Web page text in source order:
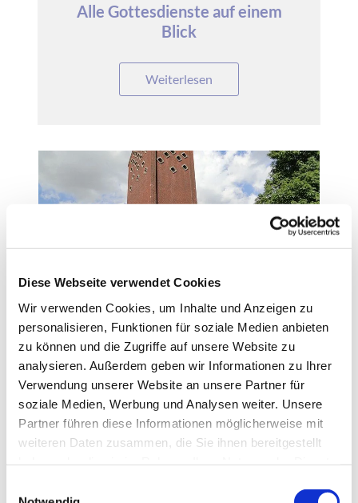
Diese Webseite verwendet Cookies
Wir verwenden Cookies, um Inhalte und Anzeigen zu
personalisieren, Funktionen für soziale Medien anbieten
zu können und die Zugriffe auf unsere Website zu
analysieren. Außerdem geben wir Informationen zu Ihrer
Verwendung unserer Website an unsere Partner für
soziale Medien, Werbung und Analysen weiter. Unsere
Partner führen diese Informationen möglicherweise mit
weiteren Daten zusammen, die Sie ihnen bereitgestellt
Alle Gottesdienste auf einem
Blick
Weiterlesen
Kirchengemeinde Neuengörs
Weiterlesen